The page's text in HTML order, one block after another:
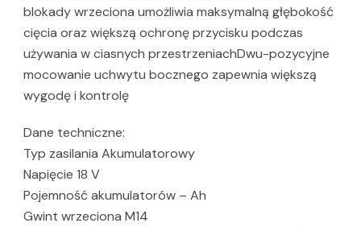
blokady wrzeciona umożliwia maksymalną głębokość
cięcia oraz większą ochronę przycisku podczas
używania w ciasnych przestrzeniachDwu-pozycyjne
mocowanie uchwytu bocznego zapewnia większą
wygodę i kontrolę
Dane techniczne:
Typ zasilania Akumulatorowy
Napięcie 18 V
Pojemność akumulatorów – Ah
Gwint wrzeciona M14